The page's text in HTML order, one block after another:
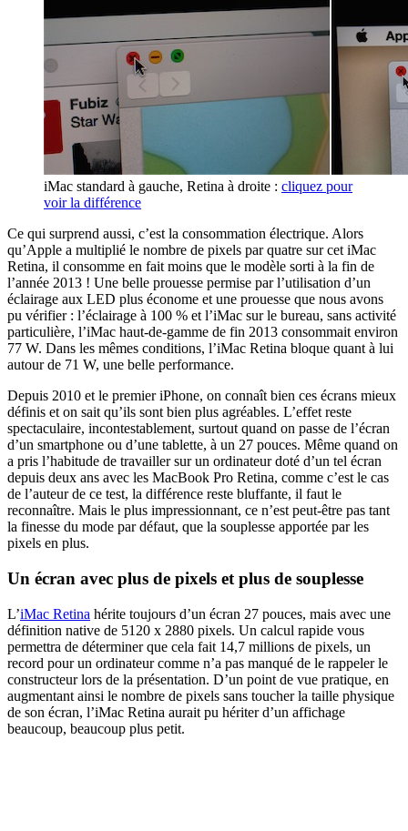
iMac standard à gauche, Retina à droite : cliquez pour
voir la différence
Ce qui surprend aussi, c’est la consommation électrique. Alors
qu’Apple a multiplié le nombre de pixels par quatre sur cet iMac
Retina, il consomme en fait moins que le modèle sorti à la fin de
l’année 2013 ! Une belle prouesse permise par l’utilisation d’un
éclairage aux LED plus économe et une prouesse que nous avons
pu vérifier : l’éclairage à 100 % et l’iMac sur le bureau, sans activité
particulière, l’iMac haut-de-gamme de fin 2013 consommait environ
77 W. Dans les mêmes conditions, l’iMac Retina bloque quant à lui
autour de 71 W, une belle performance.
Depuis 2010 et le premier iPhone, on connaît bien ces écrans mieux
définis et on sait qu’ils sont bien plus agréables. L’effet reste
spectaculaire, incontestablement, surtout quand on passe de l’écran
d’un smartphone ou d’une tablette, à un 27 pouces. Même quand on
a pris l’habitude de travailler sur un ordinateur doté d’un tel écran
depuis deux ans avec les MacBook Pro Retina, comme c’est le cas
de l’auteur de ce test, la différence reste bluffante, il faut le
reconnaître. Mais le plus impressionnant, ce n’est peut-être pas tant
la finesse du mode par défaut, que la souplesse apportée par les
pixels en plus.
Un écran avec plus de pixels et plus de souplesse
L’iMac Retina hérite toujours d’un écran 27 pouces, mais avec une
définition native de 5120 x 2880 pixels. Un calcul rapide vous
permettra de déterminer que cela fait 14,7 millions de pixels, un
record pour un ordinateur comme n’a pas manqué de le rappeler le
constructeur lors de la présentation. D’un point de vue pratique, en
augmentant ainsi le nombre de pixels sans toucher la taille physique
de son écran, l’iMac Retina aurait pu hériter d’un affichage
beaucoup, beaucoup plus petit.